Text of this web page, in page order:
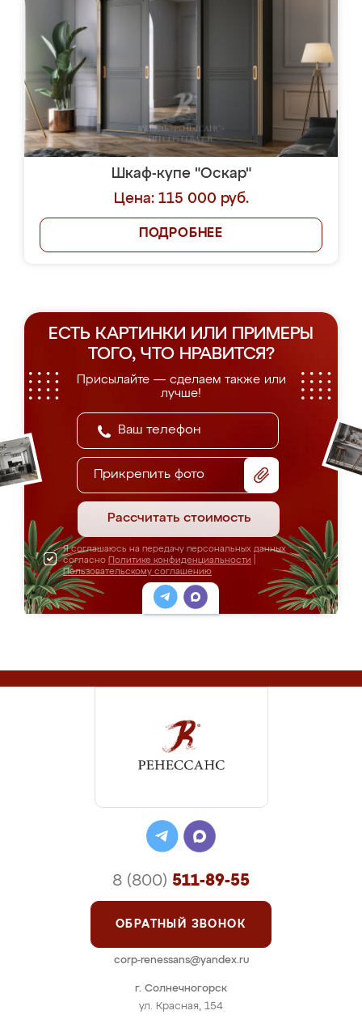
Шкаф-купе "Оскар"
Цена: 115 000 руб.
ПОДРОБНЕЕ
ЕСТЬ КАРТИНКИ ИЛИ ПРИМЕРЫ
ТОГО, ЧТО НРАВИТСЯ?
Присылайте — сделаем также или
лучше!
Прикрепить фото
Рассчитать стоимость
Я соглашаюсь на передачу персональных данных
согласно Политике конфиденциальности
Пользовательскому соглашению
г. Солнечногорск
ул. Красная, 154
8 (800) 511-89-55
ОБРАТНЫЙ ЗВОНОК
corp-renessans@yandex.ru